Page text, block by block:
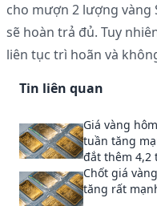
cho mượn 2 lượng vàng
sẽ hoàn trả đủ. Tuy
liên tục trì hoãn và
Tin liên quan
Giá vàng
tuần tăng
đắt thêm
Chốt giá
tăng rất